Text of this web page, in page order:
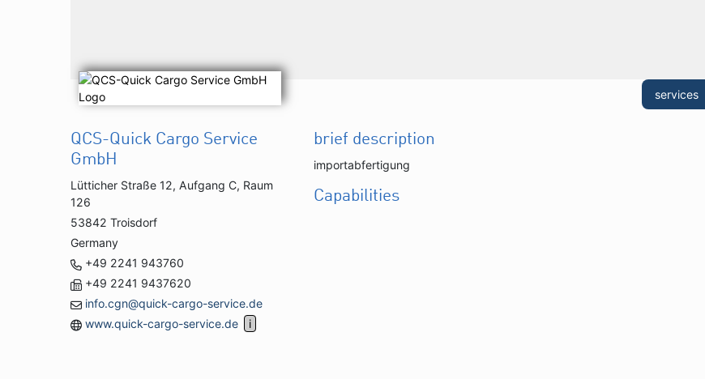
services
QCS-Quick Cargo Service
GmbH
Lütticher Straße 12, Aufgang C, Raum
126
53842 Troisdorf
Germany
+49 2241 943760
+49 2241 9437620
info.cgn@quick-cargo-service.de
www.quick-cargo-service.de
brief description
importabfertigung
Capabilities